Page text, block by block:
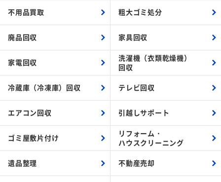
不用品買取 粗大ゴミ処分
廃品回収 家具回収
家電回収
洗濯機（衣類乾燥機）
回収
冷蔵庫（冷凍庫）回収 テレビ回収
エアコン回収 引越しサポート
ゴミ屋敷片付け
リフォーム・
ハウスクリーニング
遺品整理 不動産売却